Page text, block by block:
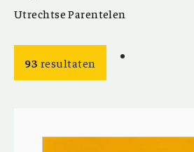
Utrechtse Parentelen
93 resultaten